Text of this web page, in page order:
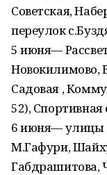
Советская,
переулок
5 июня—
Садовая ,
52), Спортивная
6 июня— улицы
М.Гафури,
Габдрашитова,